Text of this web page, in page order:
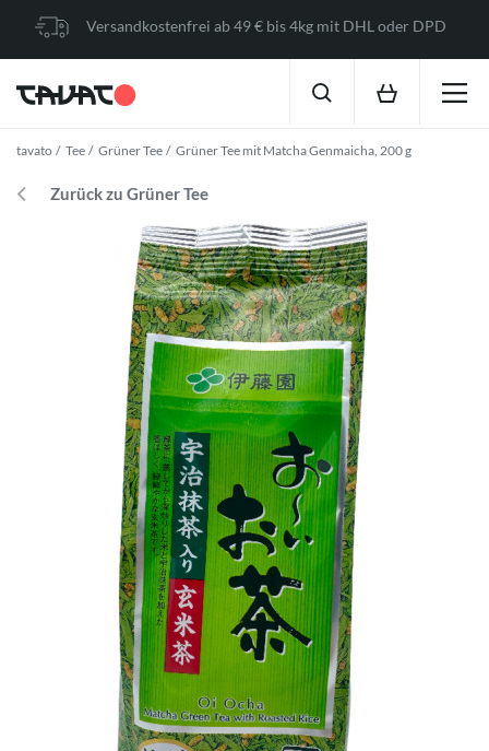
Versandkostenfrei ab 49 € bis 4kg mit DHL oder DPD
tavato Tee Grüner Tee Grüner Tee mit Matcha Genmaicha, 200 g
Zurück zu Grüner Tee